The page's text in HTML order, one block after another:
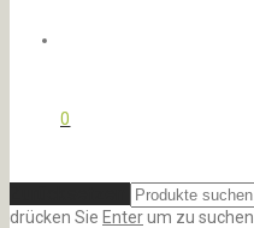
0
drücken Sie Enterum zu suchen